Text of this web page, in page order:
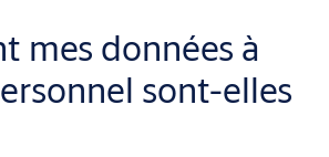
mes données à
sont-elles